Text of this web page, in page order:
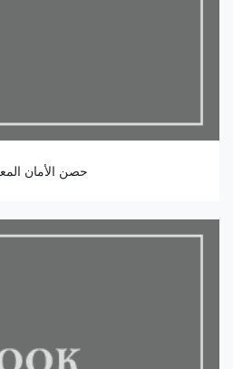
حصن الأمان